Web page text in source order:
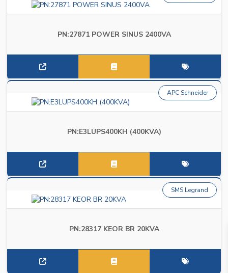
PN:27871 POWER SINUS 2400VA
PN:E3LUPS400KH (400KVA)
APC Schneider
PN:28317 KEOR BR 20KVA
SMS Legrand